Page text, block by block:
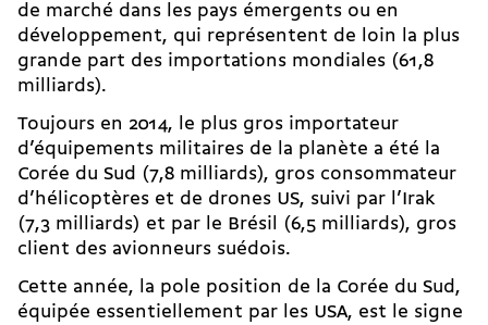
de marché dans les pays émergents ou en
développement, qui représentent de loin la plus
grande part des importations mondiales (61,8
milliards).
Toujours en 2014, le plus gros importateur
d’équipements militaires de la planète a été la
Corée du Sud (7,8 milliards), gros consommateur
d’hélicoptères et de drones US, suivi par l’Irak
(7,3 milliards) et par le Brésil (6,5 milliards), gros
client des avionneurs suédois.
Cette année, la pole position de la Corée du Sud,
équipée essentiellement par les USA, est le signe